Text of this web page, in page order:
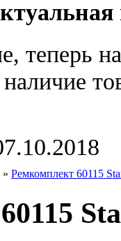
теперь
наличие
» Ремкомплект 60115